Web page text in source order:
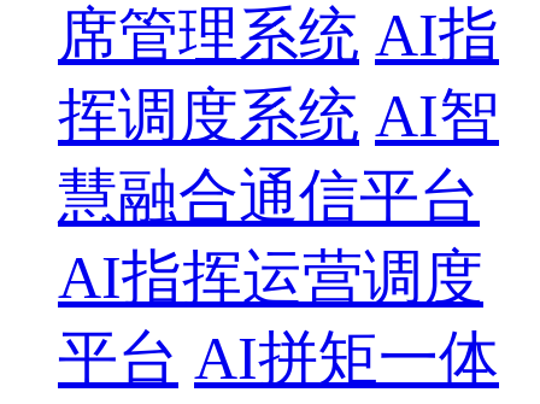
席管理系统 AI指
挥调度系统 AI智
慧融合通信平台
AI指挥运营调度
平台 AI拼矩一体